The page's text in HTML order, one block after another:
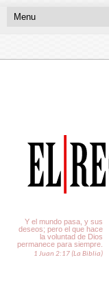
Y el mundo pasa, y sus
deseos; pero el que hace
la voluntad de Dios
permanece para siempre.
1 Juan 2:17 (La Biblia)